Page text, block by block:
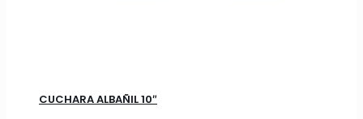
CUCHARA ALBAÑIL 10″